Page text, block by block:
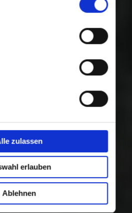
haben.
zulassen
erlauben
Ablehnen